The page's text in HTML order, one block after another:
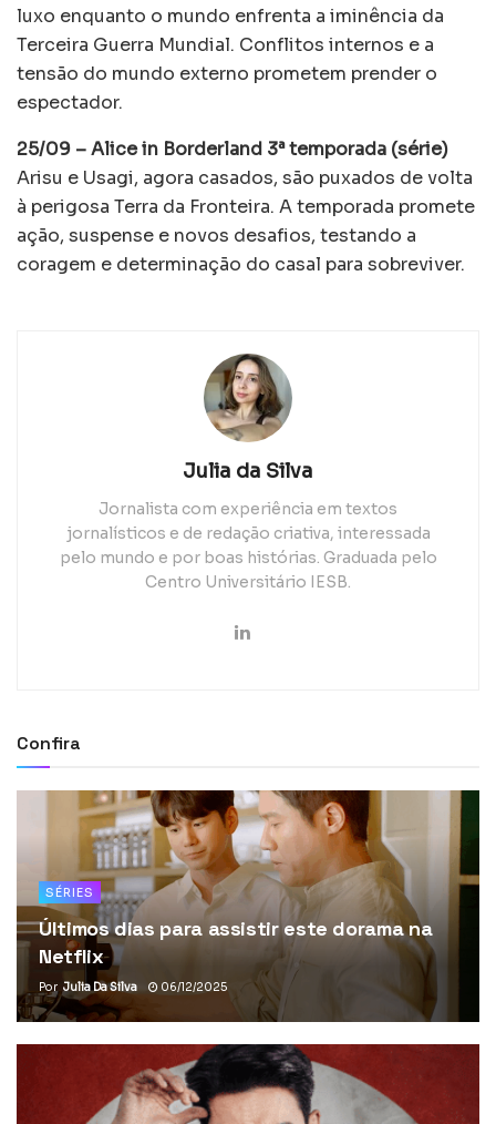
luxo enquanto o mundo enfrenta a iminência da
Terceira Guerra Mundial. Conflitos internos e a
tensão do mundo externo prometem prender o
espectador.
25/09 – Alice in Borderland 3ª temporada (série)
Arisu e Usagi, agora casados, são puxados de volta
à perigosa Terra da Fronteira. A temporada promete
ação, suspense e novos desafios, testando a
coragem e determinação do casal para sobreviver.
Julia da Silva
Jornalista com experiência em textos
jornalísticos e de redação criativa, interessada
pelo mundo e por boas histórias. Graduada pelo
Centro Universitário IESB.
Confira
SÉRIES
Últimos dias para assistir este dorama na
Netflix
Por Julia Da Silva 06/12/2025